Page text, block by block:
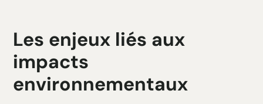
Les enjeux liés aux
impacts
environnementaux